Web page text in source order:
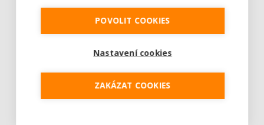
POVOLIT COOKIES
Nastavení cookies
ZAKÁZAT COOKIES